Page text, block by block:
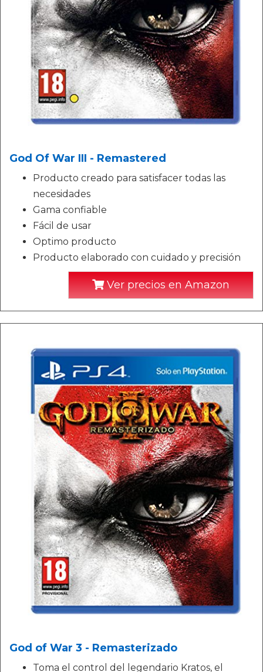
God Of War III - Remastered
Producto creado para satisfacer todas las
necesidades
Gama confiable
Fácil de usar
Optimo producto
Producto elaborado con cuidado y precisión
Ver precios en Amazon
God of War 3 - Remasterizado
Toma el control del legendario Kratos, el